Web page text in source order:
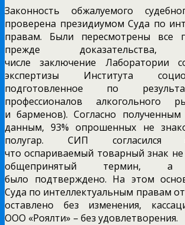
Законность обжалуемого
проверена президиумом Суда по
правам. Были пересмотрены все
прежде
числе заключение Лаборатории
экспертизы Института
подготовленное по
профессионалов алкогольного
и барменов). Согласно
данным, 93% опрошенных не
полугар. СИП согласился
что оспариваемый товарный знак
общепринятый термин,
было подтверждено. На этом
Суда по интеллектуальным правам
оставлено без изменения,
ООО «Роялти» – без удовлетворения.